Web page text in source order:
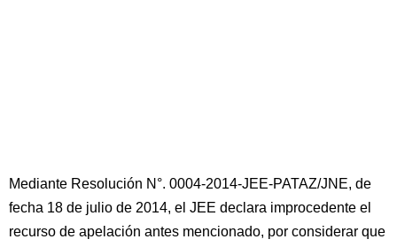
Mediante Resolución N°. 0004-2014-JEE-PATAZ/JNE, de
fecha 18 de julio de 2014, el JEE declara improcedente el
recurso de apelación antes mencionado, por considerar que